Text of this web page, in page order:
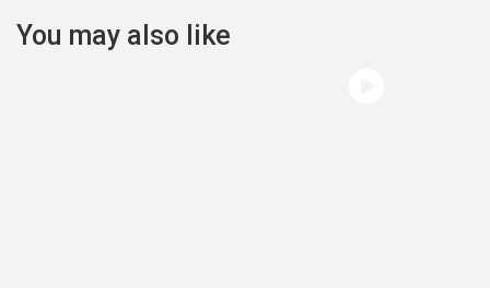
You may also like